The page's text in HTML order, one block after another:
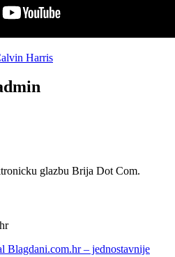
Harris
glazbu Brija Dot Com.
Blagdani.com.hr – jednostavnije